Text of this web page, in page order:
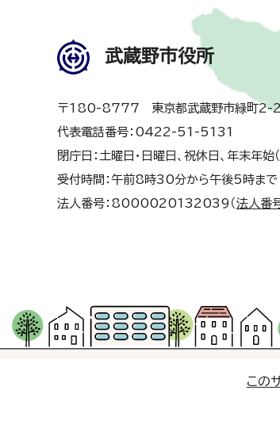
武蔵野市役所
〒180-8777 東京都武蔵野市緑町2-
代表電話番号：0422-51-5131
閉庁日：土曜日・日曜日、祝休日、年末年
受付時間：午前8時30分から午後5時まで
法人番号：8000020132039（ 法人番
この